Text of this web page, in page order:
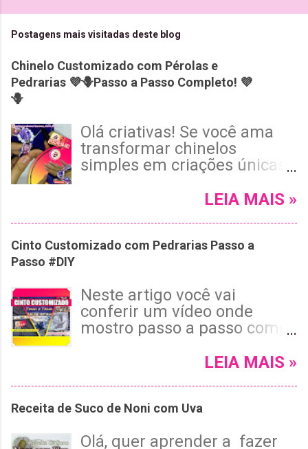
Postagens mais visitadas deste blog
Chinelo Customizado com Pérolas e
Pedrarias 💜🪻Passo a Passo Completo! 💜
🪻
Olá criativas! Se você ama
transformar chinelos
simples em criações únicas
o tutorial de hoje! Neste
um chinelo Havaianas roxo
acabamento invisível e tema
floral encantador. 😉 Leia
mais e confira!
LEIA MAIS »
Cinto Customizado com Pedrarias Passo a
Passo #DIY
Neste artigo você vai
conferir um vídeo onde
mostro passo a passo como
com Pedrarias para dar
customizar e personalizar
toque exclusivo às suas
LEIA MAIS »
Receita de Suco de Noni com Uva
Olá, quer aprender a fazer